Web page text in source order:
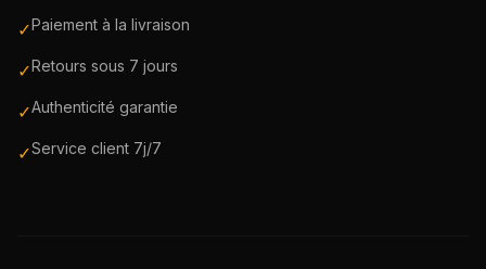
✓Paiement à la livraison
✓Retours sous 7 jours
✓Authenticité garantie
✓Service client 7j/7